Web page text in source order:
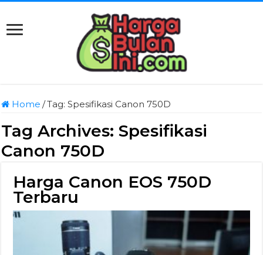
Home /Tag:Spesifikasi Canon 750D
Tag Archives:Spesifikasi
Canon 750D
Harga Canon EOS 750D
Terbaru